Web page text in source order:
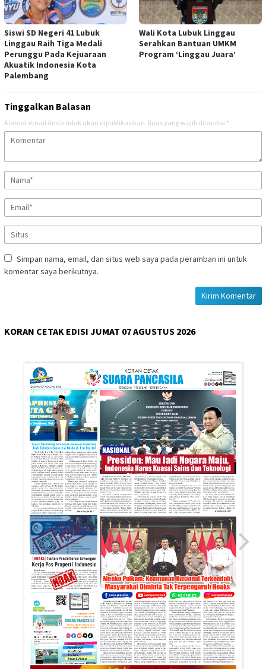
Siswi SD Negeri 41 Lubuk
Linggau Raih Tiga Medali
Perunggu Pada Kejuaraan
Akuatik Indonesia Kota
Palembang
Wali Kota Lubuk Linggau
Serahkan Bantuan UMKM
Program ‘Linggau Juara’
Tinggalkan Balasan
Alamat email Anda tidak akan dipublikasikan. Ruas yang wajib ditandai *
Simpan nama, email, dan situs web saya pada peramban ini untuk
komentar saya berikutnya.
KORAN CETAK EDISI JUMAT 07 AGUSTUS 2026